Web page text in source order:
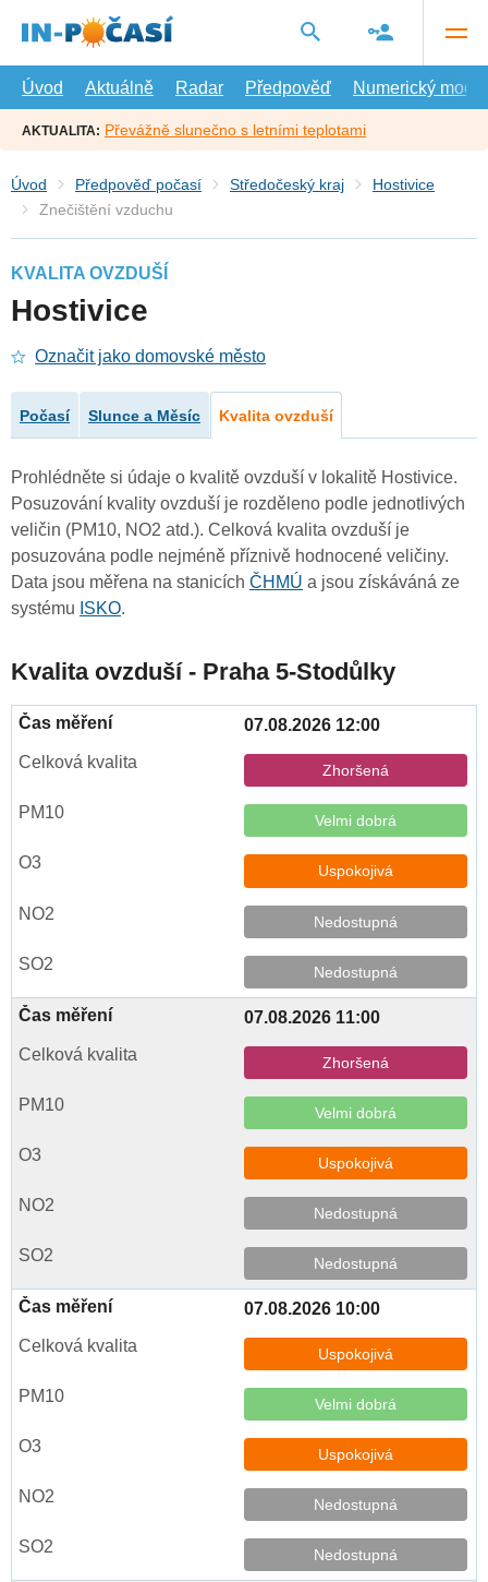
hlavní
Úvod
Aktuálně Radar Předpověď Numerický model
AKTUALITA: Převážně slunečno s letními teplotami
Úvod Předpověď počasí Středočeský kraj
Hostivice
Znečištění vzduchu
KVALITA OVZDUŠÍ
Hostivice
Označit jako domovské město
Počasí Slunce a Měsíc Kvalita ovzduší
Prohlédněte si údaje o kvalitě ovzduší v lokalitě Hostivice.
Posuzování kvality ovzduší je rozděleno podle jednotlivých
veličin (PM10, NO2 atd.). Celková kvalita ovzduší je
posuzována podle nejméně příznivě hodnocené veličiny.
Data jsou měřena na stanicích ČHMÚ a jsou získáváná ze
systému ISKO.
Kvalita ovzduší - Praha 5-Stodůlky
07.08.2026 12:00
Zhoršená
Velmi dobrá
Uspokojivá
Nedostupná
Nedostupná
07.08.2026 11:00
Zhoršená
Velmi dobrá
Uspokojivá
Nedostupná
Nedostupná
07.08.2026 10:00
Uspokojivá
Velmi dobrá
Uspokojivá
Nedostupná
Nedostupná